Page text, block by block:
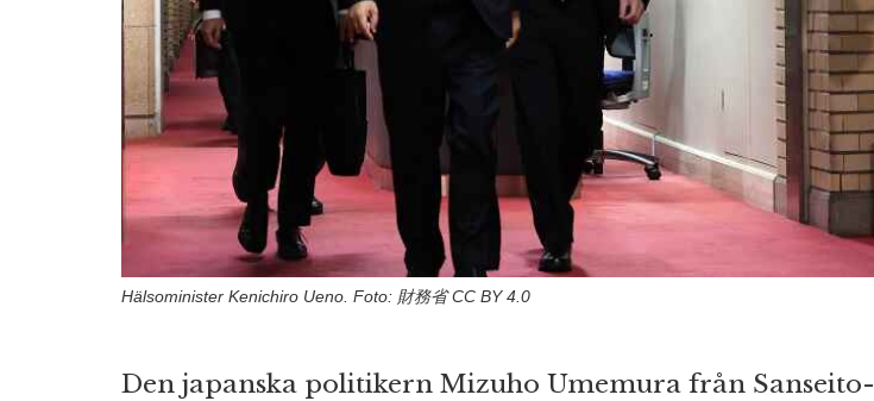
Hälsominister Kenichiro Ueno. Foto: 財務省 CC BY 4.0
Den japanska politikern Mizuho Umemura från Sanseito-